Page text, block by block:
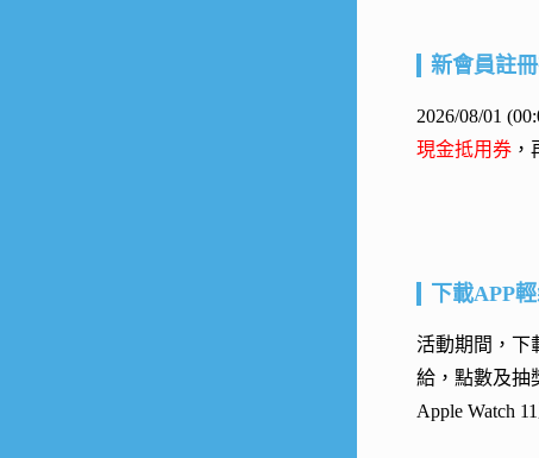
新會員註
2026/08/01
現金抵用券
下載APP
活動期間，下
給，點數及抽
Apple Watch